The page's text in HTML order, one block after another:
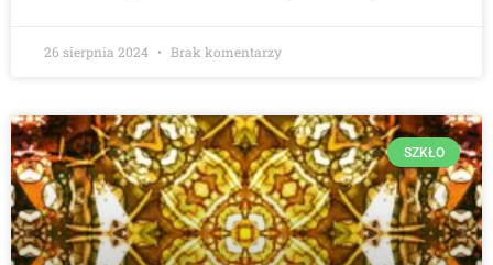
26 sierpnia 2024 Brak komentarzy
SZKŁO